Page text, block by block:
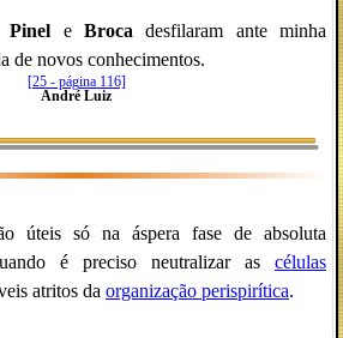
Pinel e Broca desfilaram ante minha
de novos conhecimentos.
[25 - página 116]
André Luiz
úteis só na áspera fase de absoluta
é preciso neutralizar as células
atritos da organização perispirítica.